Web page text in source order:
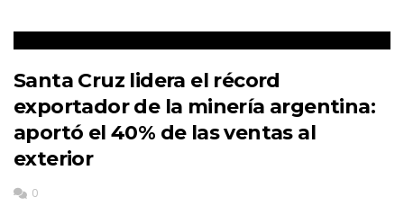
Santa Cruz lidera el récord
exportador de la minería argentina:
aportó el 40% de las ventas al
exterior
0